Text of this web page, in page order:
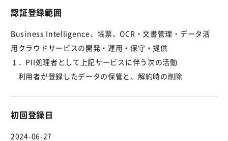
認証登録範囲
Business Intelligence、帳票、OCR・文書管理・データ活
用クラウドサービスの開発・運用・保守・提供
１．PII処理者として上記サービスに伴う次の活動
利用者が登録したデータの保管と、解約時の削除
初回登録日
2024-06-27